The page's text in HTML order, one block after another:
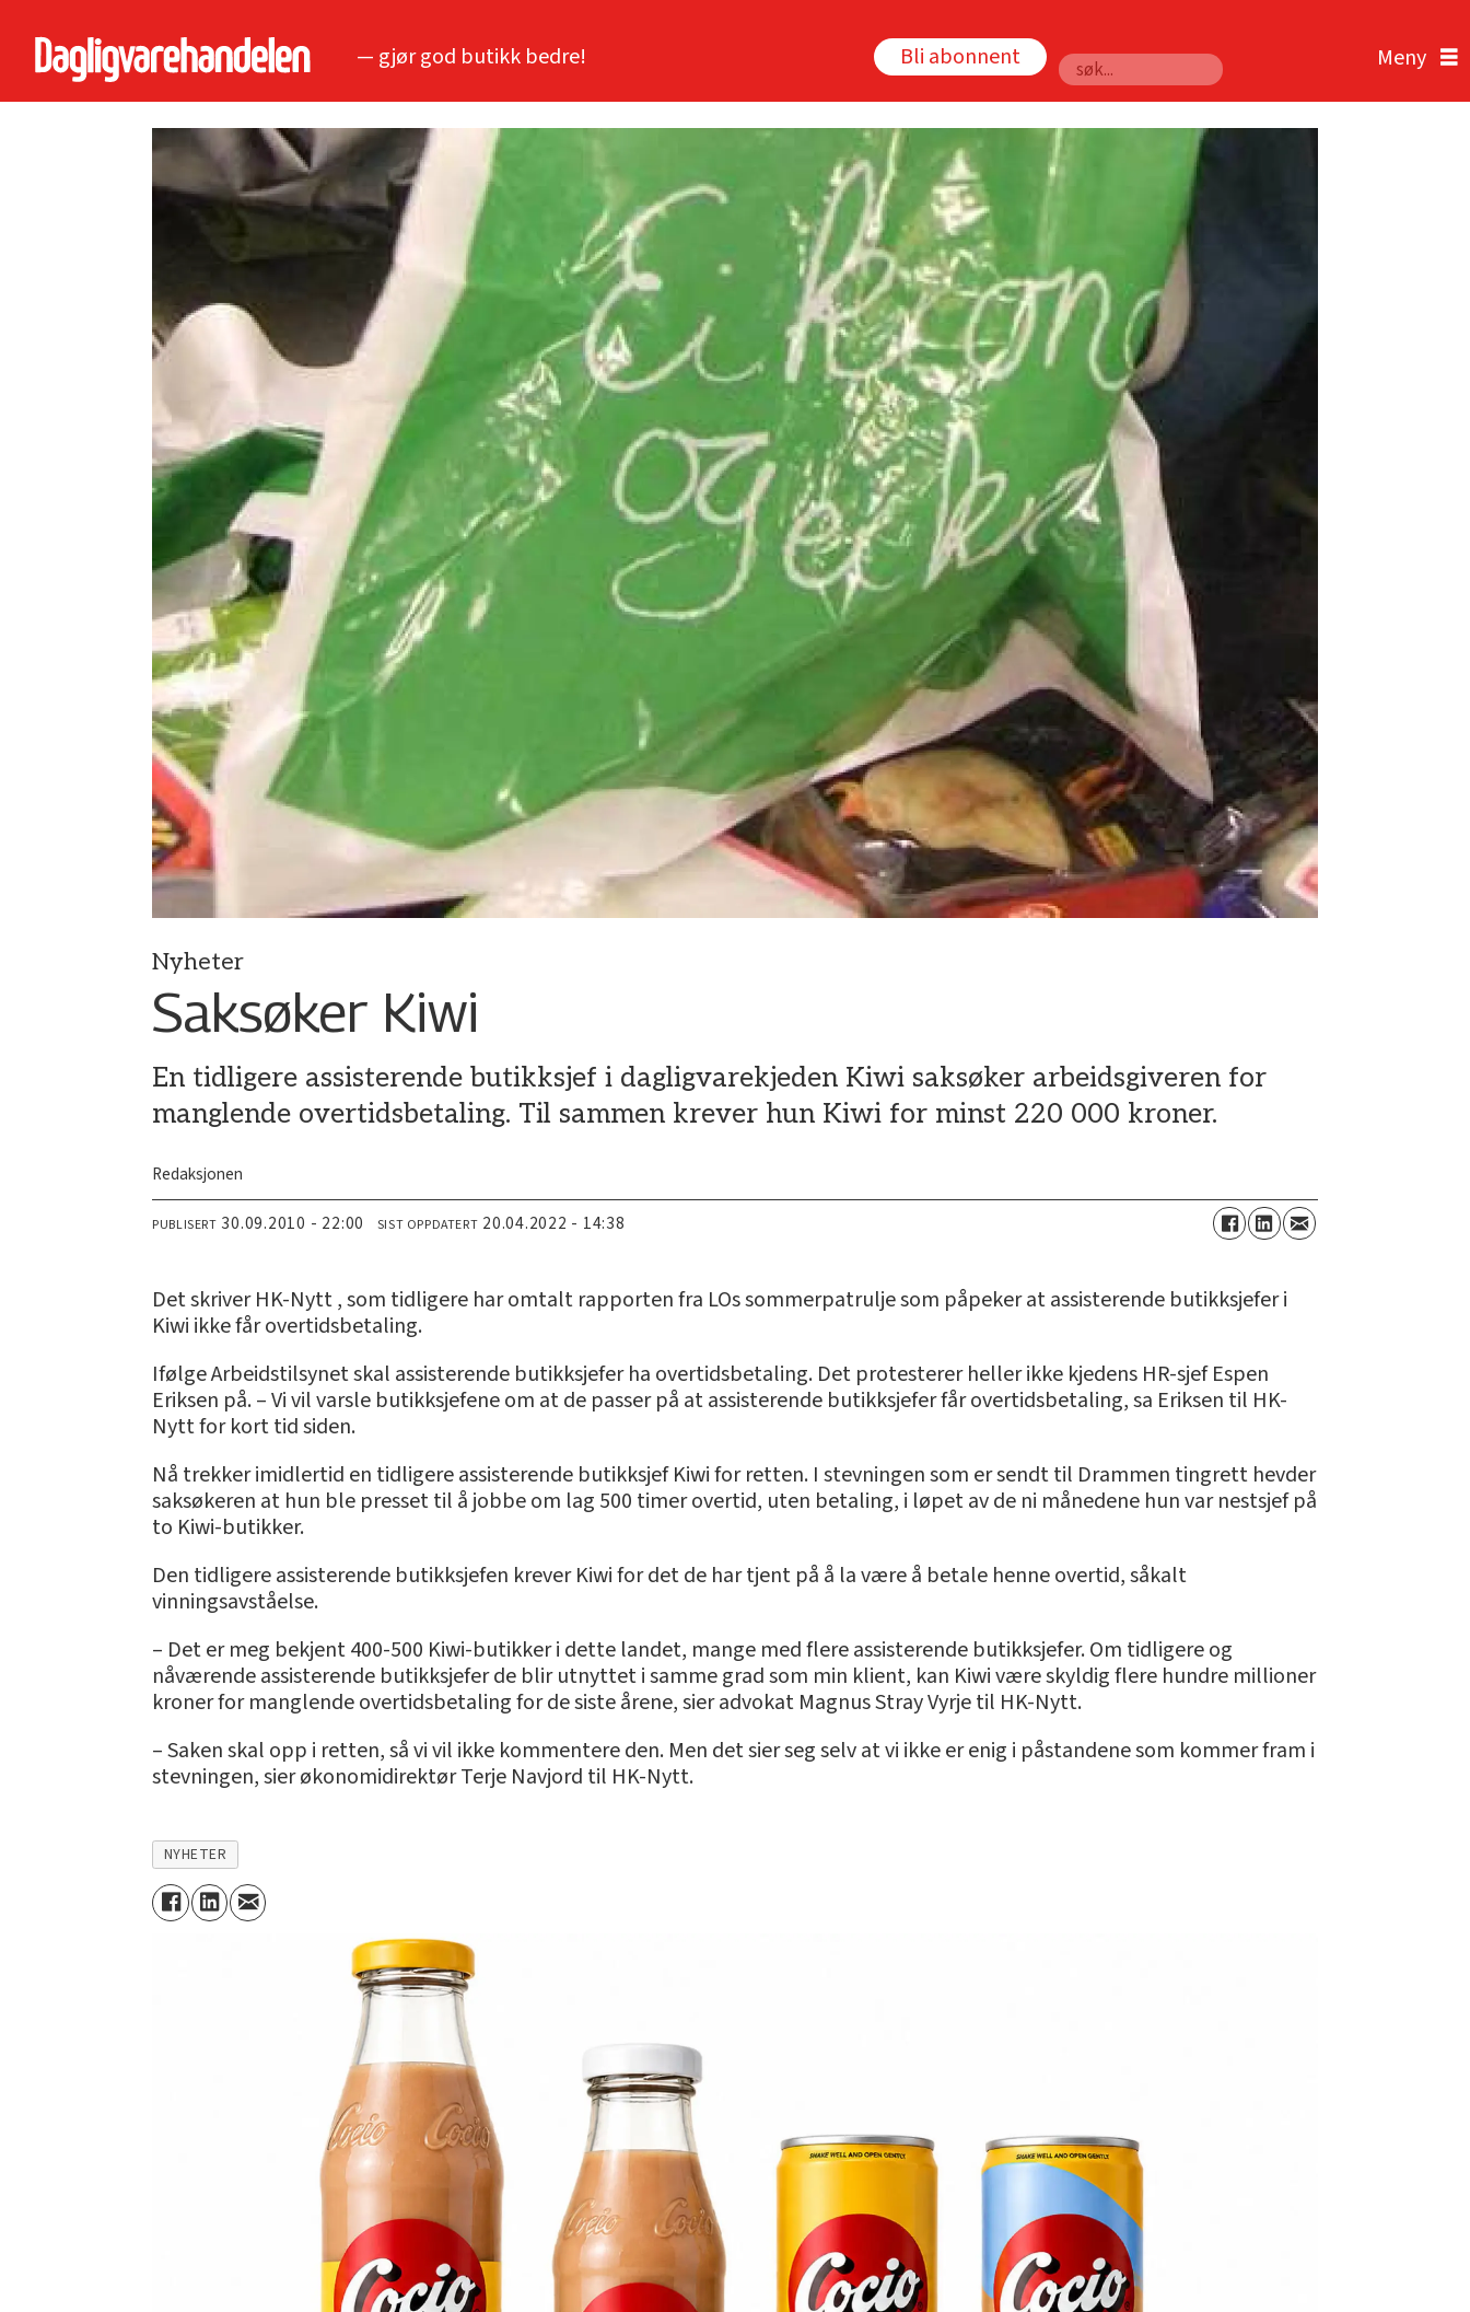
— gjør god butikk bedre! Bli abonnent
Søk
Nyheter
Saksøker Kiwi
En tidligere assisterende butikksjef i dagligvarekjeden Kiwi saksøker arbeidsgiveren for
manglende overtidsbetaling. Til sammen krever hun Kiwi for minst 220 000 kroner.
Redaksjonen
PUBLISERT 30.09.2010 - 22:00 SIST OPPDATERT 20.04.2022 - 14:38
Det skriver HK-Nytt , som tidligere har omtalt rapporten fra LOs sommerpatrulje som påpeker at assisterende butikksjefer i
Kiwi ikke får overtidsbetaling.
Ifølge Arbeidstilsynet skal assisterende butikksjefer ha overtidsbetaling. Det protesterer heller ikke kjedens HR-sjef Espen
Eriksen på. – Vi vil varsle butikksjefene om at de passer på at assisterende butikksjefer får overtidsbetaling, sa Eriksen til HK-
Nytt for kort tid siden.
Nå trekker imidlertid en tidligere assisterende butikksjef Kiwi for retten. I stevningen som er sendt til Drammen tingrett hevder
saksøkeren at hun ble presset til å jobbe om lag 500 timer overtid, uten betaling, i løpet av de ni månedene hun var nestsjef på
to Kiwi-butikker.
Den tidligere assisterende butikksjefen krever Kiwi for det de har tjent på å la være å betale henne overtid, såkalt
vinningsavståelse.
– Det er meg bekjent 400-500 Kiwi-butikker i dette landet, mange med flere assisterende butikksjefer. Om tidligere og
nåværende assisterende butikksjefer de blir utnyttet i samme grad som min klient, kan Kiwi være skyldig flere hundre millioner
kroner for manglende overtidsbetaling for de siste årene, sier advokat Magnus Stray Vyrje til HK-Nytt.
– Saken skal opp i retten, så vi vil ikke kommentere den. Men det sier seg selv at vi ikke er enig i påstandene som kommer fram i
stevningen, sier økonomidirektør Terje Navjord til HK-Nytt.
NYHETER